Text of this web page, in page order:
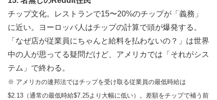
チップ文化。レストランで15〜20%のチップが「義務」
に近い。ヨーロッパ人はチップの計算で頭が爆発する。
「なぜ店が従業員にちゃんと給料を払わないの？」は世界
中の人が思ってる疑問だけど、アメリカでは「それがシス
テム」で終わる。
※ アメリカの連邦法ではチップを受け取る従業員の最低時給は
$2.13（通常の最低時給$7.25より大幅に低い）。差額をチップで補う前